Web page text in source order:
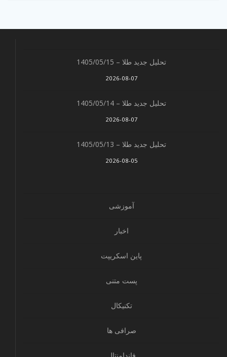
تحلیل جدید طلا – 1405/05/15
2026-08-07
تحلیل جدید طلا – 1405/05/14
2026-08-07
تحلیل جدید طلا – 1405/05/13
2026-08-05
آموزشی
اخبار
پاین اسکریپت
پست متنی
تکنیکال
صرافی ها